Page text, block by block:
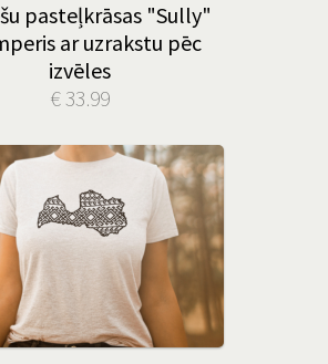
pasteļkrāsas "Sully"
ar uzrakstu pēc
izvēles
€ 33.99